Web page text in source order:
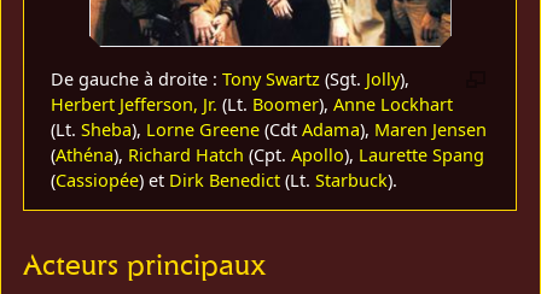
De gauche à droite : Tony Swartz(Sgt. Jolly),
Herbert Jefferson, Jr. (Lt. Boomer), Anne Lockhart
(Lt. Sheba), Lorne Greene(Cdt Adama), Maren Jensen
(Athéna), Richard Hatch (Cpt. Apollo), Laurette Spang
(Cassiopée) et Dirk Benedict(Lt. Starbuck).
Acteurs principaux